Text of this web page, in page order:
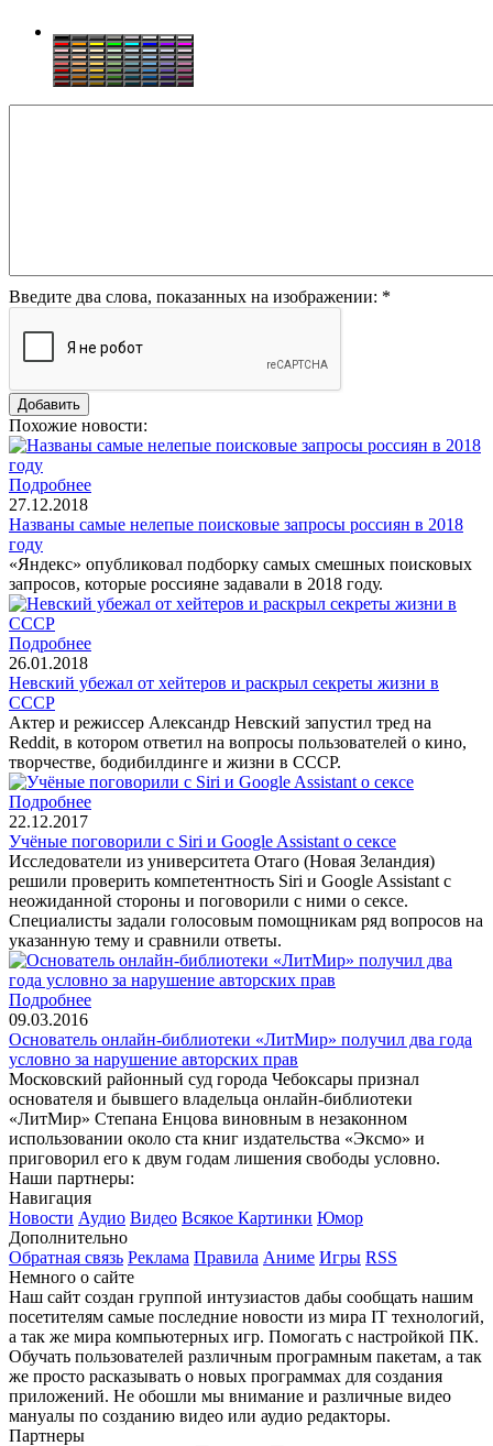
Введите два слова, показанных на изображении: *
Похожие новости:
Подробнее
27.12.2018
Названы самые нелепые поисковые запросы россиян в 2018
году
«Яндекс» опубликовал подборку самых смешных поисковых
запросов, которые россияне задавали в 2018 году.
Подробнее
26.01.2018
Невский убежал от хейтеров и раскрыл секреты жизни в
СССР
Актер и режиссер Александр Невский запустил тред на
Reddit, в котором ответил на вопросы пользователей о кино,
творчестве, бодибилдинге и жизни в СССР.
Подробнее
22.12.2017
Учёные поговорили с Siri и Google Assistant о сексе
Исследователи из университета Отаго (Новая Зеландия)
решили проверить компетентность Siri и Google Assistant с
неожиданной стороны и поговорили с ними о сексе.
Специалисты задали голосовым помощникам ряд вопросов на
указанную тему и сравнили ответы.
Подробнее
09.03.2016
Основатель онлайн-библиотеки «ЛитМир» получил два года
условно за нарушение авторских прав
Московский районный суд города Чебоксары признал
основателя и бывшего владельца онлайн-библиотеки
«ЛитМир» Степана Енцова виновным в незаконном
использовании около ста книг издательства «Эксмо» и
приговорил его к двум годам лишения свободы условно.
Наши партнеры:
Навигация
Новости Аудио Видео Всякое Картинки Юмор
Дополнительно
Обратная связь Реклама Правила Аниме Игры RSS
Немного о сайте
Наш сайт создан группой интузиастов дабы сообщать нашим
посетителям самые последние новости из мира IT технологий,
а так же мира компьютерных игр. Помогать с настройкой ПК.
Обучать пользователей различным програмным пакетам, а так
же просто расказывать о новых программах для создания
приложений. Не обошли мы внимание и различные видео
мануалы по созданию видео или аудио редакторы.
Партнеры